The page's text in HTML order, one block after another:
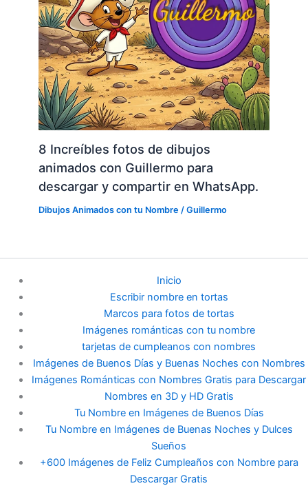
8 Increíbles fotos de dibujos
animados con Guillermo para
descargar y compartir en WhatsApp.
Dibujos Animados con tu Nombre /Guillermo
Inicio
Escribir nombre en tortas
Marcos para fotos de tortas
Imágenes románticas con tu nombre
tarjetas de cumpleanos con nombres
Imágenes de Buenos Días y Buenas Noches con Nombres
Imágenes Románticas con Nombres Gratis para Descargar
Nombres en 3D y HD Gratis
Tu Nombre en Imágenes de Buenos Días
Tu Nombre en Imágenes de Buenas Noches y Dulces
Sueños
+600 Imágenes de Feliz Cumpleaños con Nombre para
Descargar Gratis